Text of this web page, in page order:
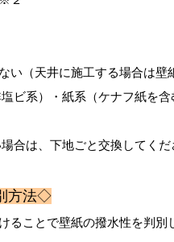
（天井に施工する場合は壁
ビ系）・紙系（ケナフ紙を
合は、下地ごと交換してくだ
方法◇
ることで壁紙の撥水性を判